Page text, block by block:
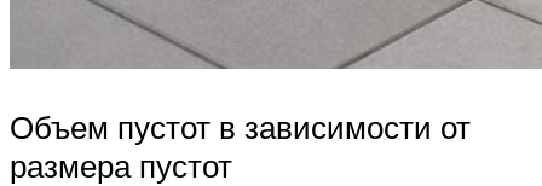
Объем пустот в зависимости от
размера пустот